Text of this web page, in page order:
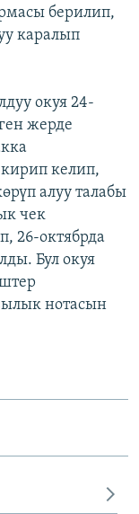
берилип,
каралып
окуя 24-
жерде
келип,
алуу талабы
чек
26-октябрда
Бул окуя
нотасын